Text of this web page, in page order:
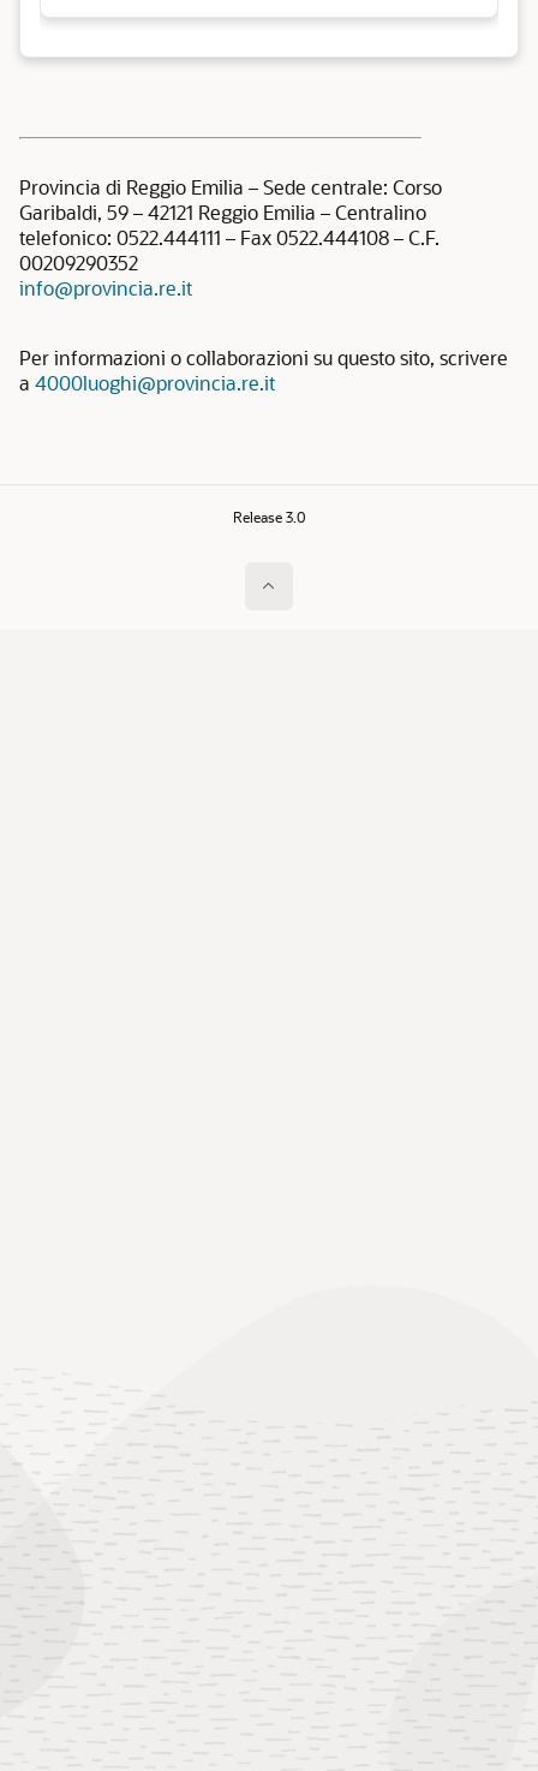
Provincia di Reggio Emilia – Sede centrale: Corso
Garibaldi, 59 – 42121 Reggio Emilia – Centralino
telefonico: 0522.444111 – Fax 0522.444108 – C.F.
00209290352
info@provincia.re.it
Per informazioni o collaborazioni su questo sito, scrivere
a 4000luoghi@provincia.re.it
Release 3.0